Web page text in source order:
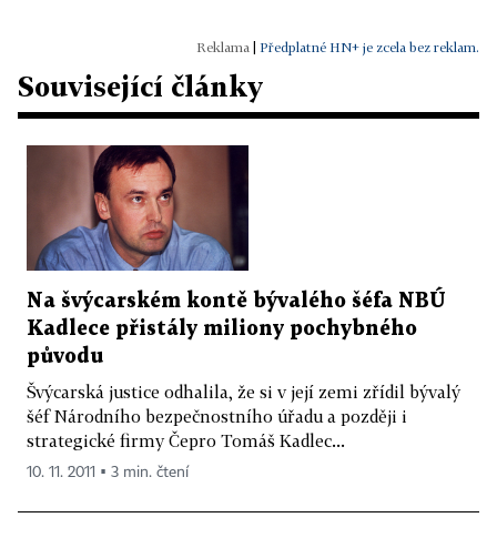
Předplatné HN+ je zcela bez reklam.
Související články
Na švýcarském kontě bývalého šéfa NBÚ
Kadlece přistály miliony pochybného
původu
Švýcarská justice odhalila, že si v její zemi zřídil bývalý
šéf Národního bezpečnostního úřadu a později i
strategické firmy Čepro Tomáš Kadlec...
10. 11. 2011 ▪ 3 min. čtení